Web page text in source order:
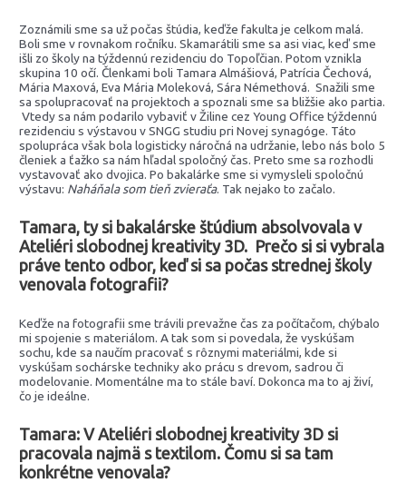
Zoznámili sme sa už počas štúdia, keďže fakulta je celkom malá.
Boli sme v rovnakom ročníku. Skamarátili sme sa asi viac, keď sme
išli zo školy na týždennú rezidenciu do Topoľčian. Potom vznikla
skupina 10 očí. Členkami boli Tamara Almášiová, Patrícia Čechová,
Mária Maxová, Eva Mária Moleková, Sára Némethová. Snažili sme
sa spolupracovať na projektoch a spoznali sme sa bližšie ako partia.
Vtedy sa nám podarilo vybaviť v Žiline cez Young Office týždennú
rezidenciu s výstavou v SNGG studiu pri Novej synagóge. Táto
spolupráca však bola logisticky náročná na udržanie, lebo nás bolo 5
členiek a ťažko sa nám hľadal spoločný čas. Preto sme sa rozhodli
vystavovať ako dvojica. Po bakalárke sme si vymysleli spoločnú
výstavu: Naháňala som tieň zvieraťa. Tak nejako to začalo.
Tamara, ty si bakalárske štúdium absolvovala v
Ateliéri slobodnej kreativity 3D. Prečo si si vybrala
práve tento odbor, keď si sa počas strednej školy
venovala fotografii?
Keďže na fotografii sme trávili prevažne čas za počítačom, chýbalo
mi spojenie s materiálom. A tak som si povedala, že vyskúšam
sochu, kde sa naučím pracovať s rôznymi materiálmi, kde si
vyskúšam sochárske techniky ako prácu s drevom, sadrou či
modelovanie. Momentálne ma to stále baví. Dokonca ma to aj živí,
čo je ideálne.
Tamara: V Ateliéri slobodnej kreativity 3D si
pracovala najmä s textilom. Čomu si sa tam
konkrétne venovala?